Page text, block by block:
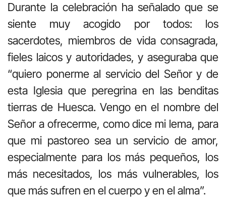
Durante la celebración ha señalado que se
siente muy acogido por todos: los
sacerdotes, miembros de vida consagrada,
fieles laicos y autoridades, y aseguraba que
“quiero ponerme al servicio del Señor y de
esta Iglesia que peregrina en las benditas
tierras de Huesca. Vengo en el nombre del
Señor a ofrecerme, como dice mi lema, para
que mi pastoreo sea un servicio de amor,
especialmente para los más pequeños, los
más necesitados, los más vulnerables, los
que más sufren en el cuerpo y en el alma”.